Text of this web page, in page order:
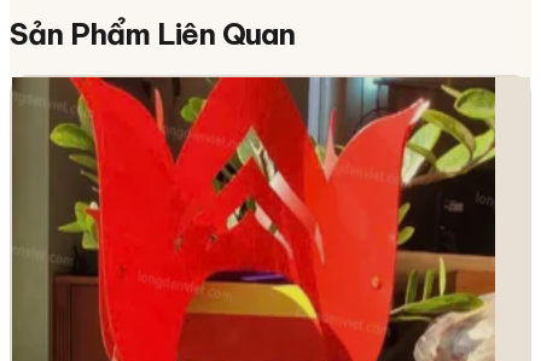
Sản Phẩm Liên Quan